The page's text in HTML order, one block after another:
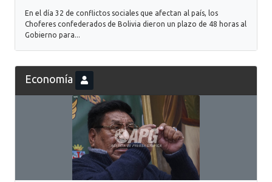
En el día 32 de conflictos sociales que afectan al país, los
Choferes confederados de Bolivia dieron un plazo de 48 horas al
Gobierno para...
Economía